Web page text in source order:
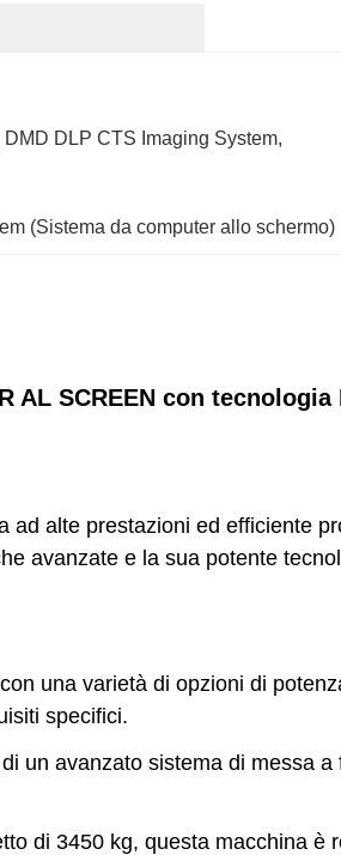
DMD DLP CTS Imaging System,
(Sistema da computer allo schermo)
AL SCREEN con tecnologia
alte prestazioni ed efficiente
avanzate e la sua potente
una varietà di opzioni di
specifici.
un avanzato sistema di messa
di 3450 kg, questa macchina è